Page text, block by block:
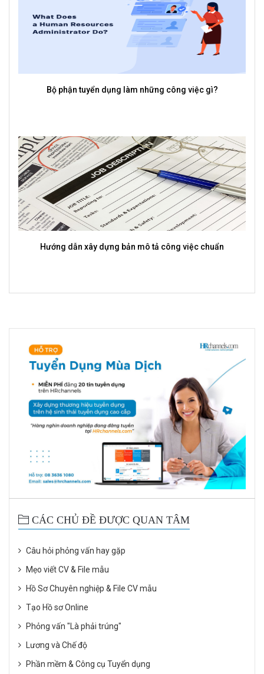
Vì sao phần mềm quản lý tuyển dụng lại là công cụ cần có
CÁC CHỦ ĐỀ ĐƯỢC QUAN TÂM
Câu hỏi phỏng vấn hay gặp
Mẹo viết CV & File mẫu
Hồ Sơ Chuyên nghiệp & File CV mẫu
Tạo Hồ sơ Online
Phỏng vấn "Là phải trúng"
Lương và Chế độ
Phần mềm & Công cụ Tuyển dụng